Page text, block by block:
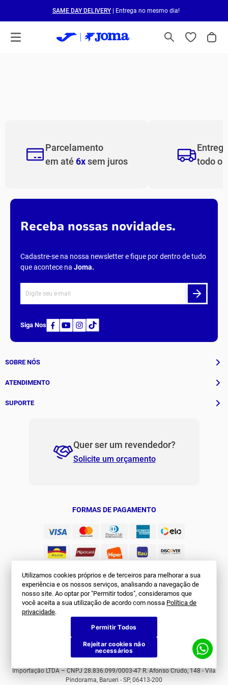
SAME DAY DELIVERY| Entrega no mesmo dia!
Utilizamos cookies próprios e de terceiros para melhorar a sua
experiência e os nossos serviços, analisando a navegação de
nosso site. Ao optar por "Permitir todos", consideramos que
você aceita a sua utilização de acordo com nossa Política de
privacidade.
Permitir Todos
Rejeitar cookies não
necessários
Parcelamento
em até 6xsem juros
todo o
Receba nossas novidades.
Cadastre-se na nossa newsletter e fique por dentro de tudo
que acontece na Joma.
Siga Nos
SOBRE NÓS
História
Patrocinados
ATENDIMENTO
Whatsapp
contato@jomabr.com.br
SUPORTE
Regulamento Joma Club
Quer ser um revendedor?
Solicite um orçamento
FORMAS DE PAGAMENTO
SEGURANÇA
Importação LTDA – CNPJ 28.836.099/0003-47 R. Afonso Crudo, 148 - Vila
Pindorama, Barueri - SP, 06413-200